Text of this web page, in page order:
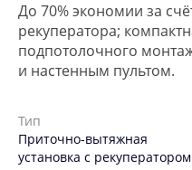
До 70% экономии за
рекуператора;
подпотолочного
и настенным пультом.
Тип
Приточно-вытяжная
установка с рекуператором